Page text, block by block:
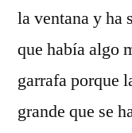
la ventana y ha
que había algo
garrafa porque
grande que se